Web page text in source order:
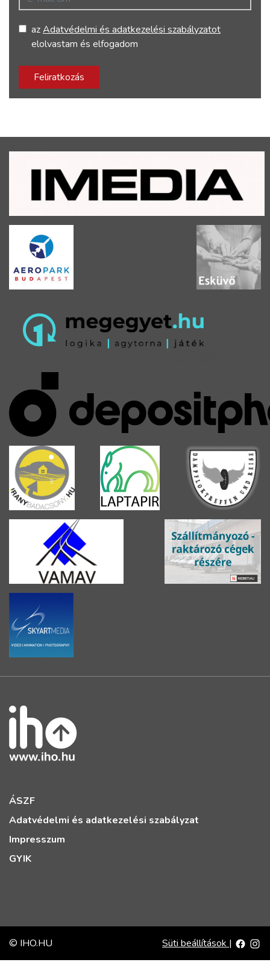
azAdatvédelmi és adatkezelési szabályzatot
elolvastam és elfogadom
Feliratkozás
ÁSZF
Adatvédelmi és adatkezelési szabályzat
Impresszum
GYIK
© IHO.HU Süti beállítások |